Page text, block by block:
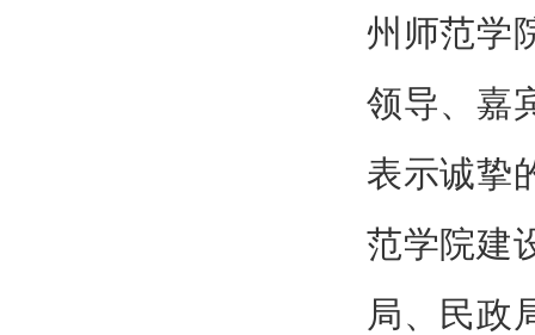
州师范学
领导、嘉
表示诚挚
范学院建
局、民政